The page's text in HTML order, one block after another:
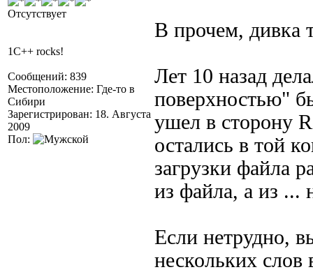
Отсутствует
1C++ rocks!
Сообщений: 839
Местоположение: Где-то в
Сибири
Зарегистрирован: 18. Августа
2009
Пол:
В прочем, дивка
Лет 10 назад
поверхностью"
ушел в сторону
остались в той
загрузки файла
из файла, а из
Если нетрудно,
нескольких слов